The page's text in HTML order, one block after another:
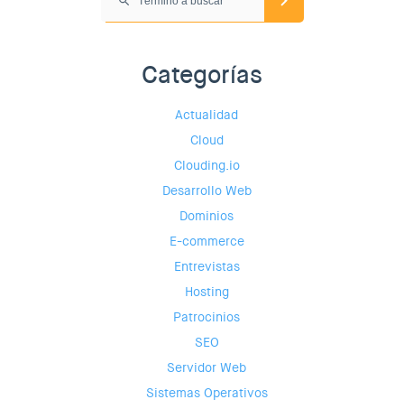
Categorías
Actualidad
Cloud
Clouding.io
Desarrollo Web
Dominios
E-commerce
Entrevistas
Hosting
Patrocinios
SEO
Servidor Web
Sistemas Operativos